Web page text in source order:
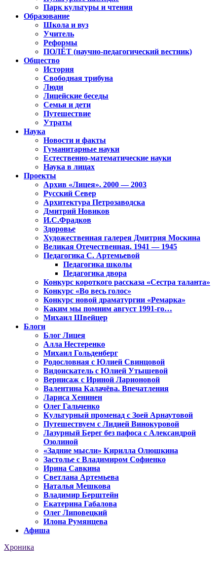
Парк культуры и чтения
Образование
Школа и вуз
Учитель
Реформы
ПОЛЁТ (научно-педагогический вестник)
Общество
История
Свободная трибуна
Люди
Лицейские беседы
Семья и дети
Путешествие
Утраты
Наука
Новости и факты
Гуманитарные науки
Естественно-математические науки
Наука в лицах
Проекты
Архив «Лицея». 2000 — 2003
Русский Север
Архитектура Петрозаводска
Дмитрий Новиков
И.С.Фрадков
Здоровье
Художественная галерея Дмитрия Москина
Великая Отечественная. 1941 — 1945
Педагогика С. Артемьевой
Педагогика школы
Педагогика двора
Конкурс короткого рассказа «Сестра таланта»
Конкурс «Во весь голос»
Конкурс новой драматургии «Ремарка»
Каким мы помним август 1991-го…
Михаил Швейцер
Блоги
Блог Лицея
Алла Нестеренко
Михаил Гольденберг
Родословная с Юлией Свинцовой
Видоискатель с Юлией Утышевой
Вернисаж с Ириной Ларионовой
Валентина Калачёва. Впечатления
Лариса Хенинен
Олег Гальченко
Культурный променад с Зоей Арнаутовой
Путешествуем с Лидией Винокуровой
Лазурный Берег без пафоса с Александрой
Озолиной
«Задние мысли» Кирилла Олюшкина
Застолье с Владимиром Софиенко
Ирина Савкина
Светлана Артемьева
Наталья Мешкова
Владимир Берштейн
Екатерина Габалова
Олег Липовецкий
Илона Румянцева
Афиша
Хроника